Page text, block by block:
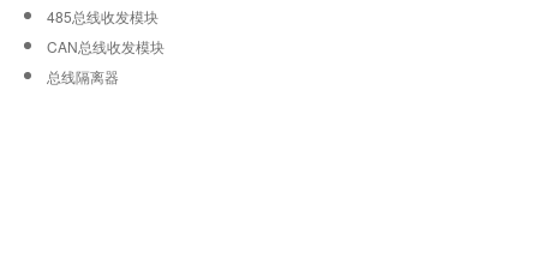
485总线收发模块
CAN总线收发模块
总线隔离器